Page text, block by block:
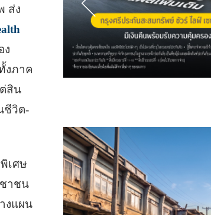
ส่ง
ง
งภาค
สิน
ชีวิต-
เศษ
าชน
งแผน